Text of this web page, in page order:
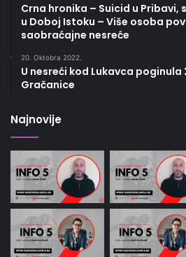
Crna hronika – Suicid u
u Doboj Istoku – Više osoba
saobraćajne nesreće
20. Oktobra 2022.
U nesreći kod Lukavca
Gračanice
Najnovije